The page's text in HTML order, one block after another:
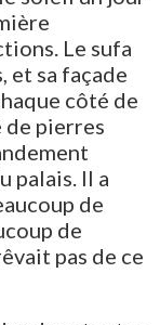
Le sufa
et sa façade
côté de
pierres
palais. Il a
de
de
pas de ce